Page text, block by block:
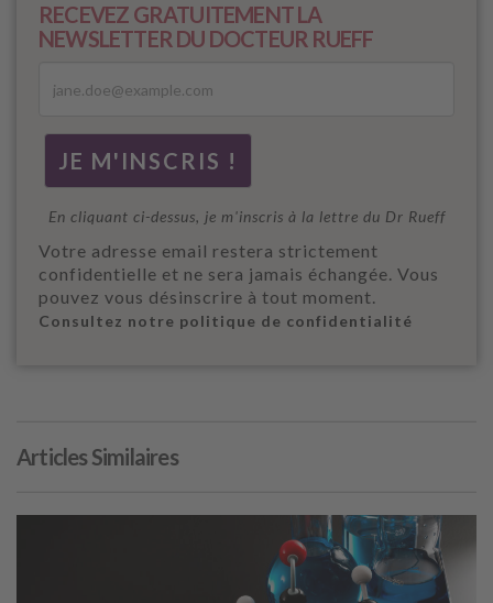
RECEVEZ GRATUITEMENT LA
NEWSLETTER DU DOCTEUR RUEFF
En cliquant ci-dessus, je m'inscris à la lettre du Dr Rueff
Votre adresse email restera strictement
confidentielle et ne sera jamais échangée. Vous
pouvez vous désinscrire à tout moment.
Consultez notre politique de confidentialité
Articles Similaires